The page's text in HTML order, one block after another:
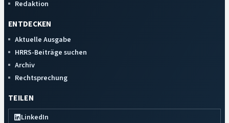
Redaktion
ENTDECKEN
Aktuelle Ausgabe
HRRS-Beiträge suchen
Archiv
Rechtsprechung
TEILEN
LinkedIn